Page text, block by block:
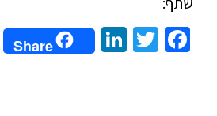
Facebook
Twitter
LinkedIn
Share